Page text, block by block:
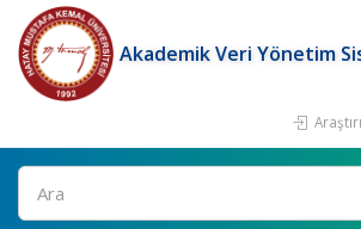
Akademik Veri Yönetim
Ara